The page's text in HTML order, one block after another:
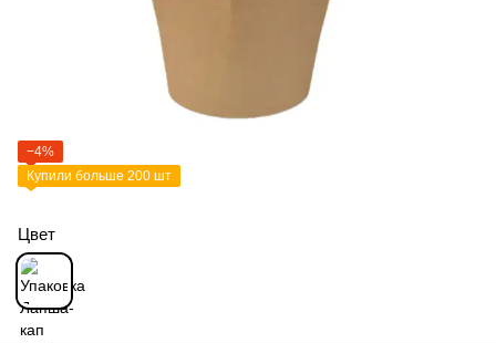
−4%
Купили больше 200 шт
Цвет